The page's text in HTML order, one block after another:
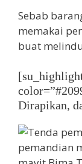
Sebab
memakai
buat
Dirapikan,